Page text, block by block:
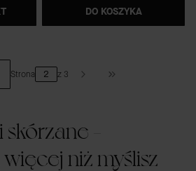
DO KOSZYKA
PIERWSZEJ STRONY Z PRODUKTAMI
Strona z 3 PRZEJDŹ DO
–
niż myślisz